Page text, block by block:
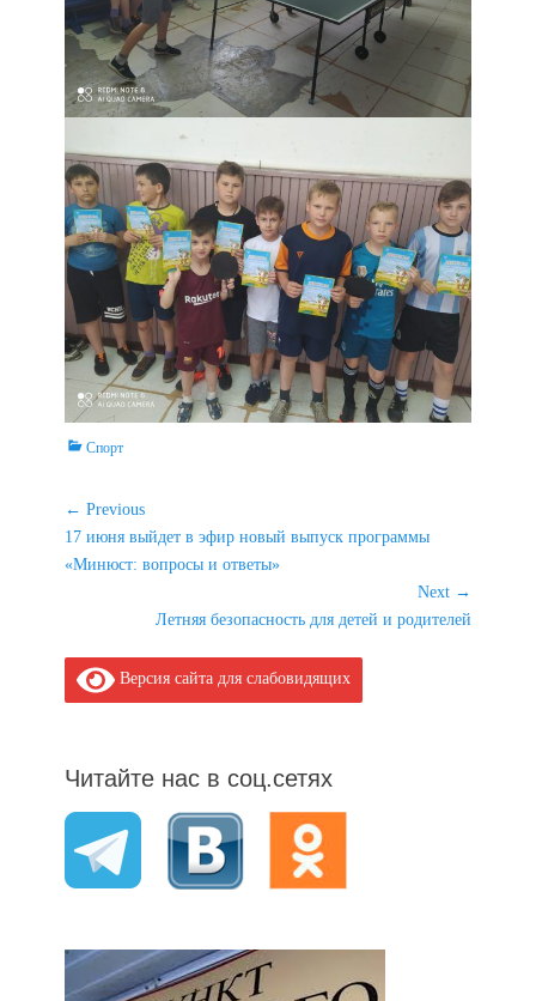
Categories
Спорт
Навигация
по
записям
← Previous
Previous
post:
17 июня выйдет в эфир новый выпуск программы
«Минюст: вопросы и ответы»
Next →
Летняя безопасность для детей и родителей
Версия сайта для слабовидящих
Читайте нас в соц.сетях